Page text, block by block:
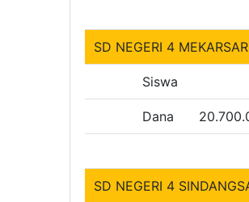
SD NEGERI 4
Siswa
Dana
SD NEGERI 4